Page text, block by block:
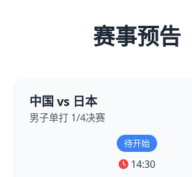
赛事预告
中国 vs 日本
男子单打 1/4决赛
待开始
14:30